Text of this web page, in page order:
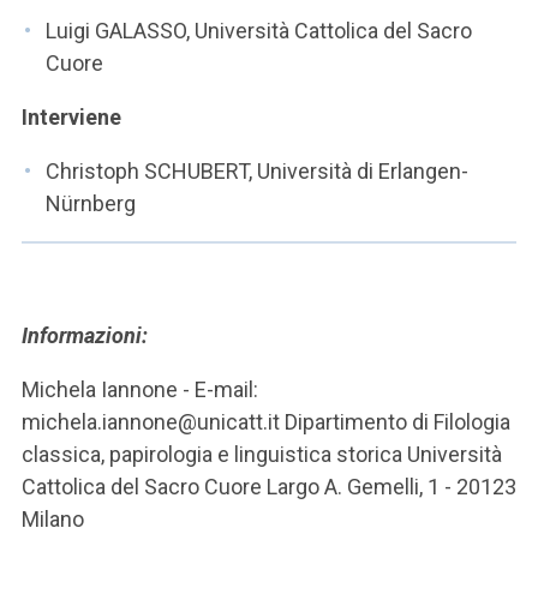
SEI UN DOCENTE O UN MEMBRO DELLO STAFF
ACCEDI A CLOUDMAIL
Luigi GALASSO, Università Cattolica del Sacro
Cuore
Interviene
Christoph SCHUBERT, Università di Erlangen-
Nürnberg
Informazioni:
Michela Iannone - E-mail:
michela.iannone@unicatt.it Dipartimento di Filologia
classica, papirologia e linguistica storica Università
Cattolica del Sacro Cuore Largo A. Gemelli, 1 - 20123
Milano